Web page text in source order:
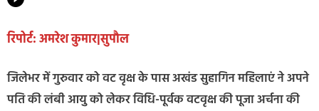
रिपोर्ट: अमरेश कुमार|सुपौल
जिलेभर में गुरुवार को वट वृक्ष के पास अखंड सुहागिन महिलाएं ने अपने
पति की लंबी आयु को लेकर विधि-पूर्वक वटवृक्ष की पूजा अर्चना की